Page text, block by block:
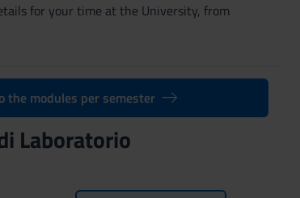
for your time at the University, from
the modules per semester
Laboratorio